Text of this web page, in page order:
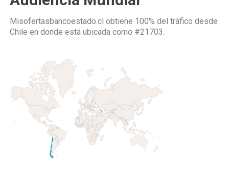
Misofertasbancoestado.cl obtiene 100% del tráfico desde
Chile en donde está ubicada como #21703.